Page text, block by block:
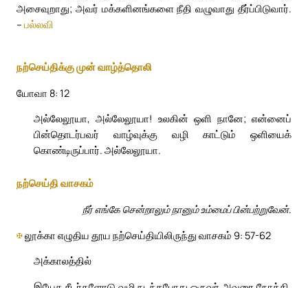
அசைவுறாது; அவர் மக்களினங்களை நீதி வழுவாது தீர்ப்பிடுவார்.
– பல்லவி
நற்செய்திக்கு முன் வாழ்த்தொலி
யோவா 8: 12
அல்லேலூயா, அல்லேலூயா! உலகின் ஒளி நானே; என்னைப்
பின்தொடர்பவர் வாழ்வுக்கு வழி காட்டும் ஒளியைக்
கொண்டிருப்பார். அல்லேலூயா.
நற்செய்தி வாசகம்
நீர் எங்கே சென்றாலும் நானும் உம்மைப் பின்பற்றுவேன்.
✠லூக்கா எழுதிய தூய நற்செய்தியிலிருந்து வாசகம் 9: 57-62
அக்காலத்தில்